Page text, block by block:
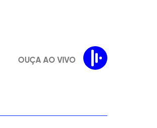
OUÇA AO VIVO